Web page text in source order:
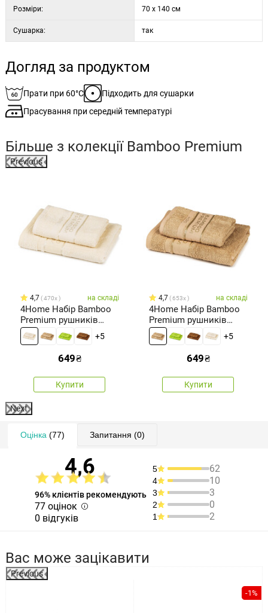
Розміри: 70 x 140 см
Сушарка: так
Догляд за продуктом
Прати при 60°C
Підходить для сушарки
Прасування при середній температурі
Більше з колекції Bamboo Premium
Previous
4,7 470x на складі
4Home Набір Bamboo
Premium рушників
кремовий, 70 x 140 см,
50 x 100 см
+5
649₴
Купити
4,7 653x на складі
4Home Набір Bamboo
Premium рушників
бежевий, 70 x 140 см,
50 x 100 см
+5
649₴
Купити
Next
Оцінка (77) Запитання (0)
4,6
96% клієнтів рекомендують
77 оцінок
0 відгуків
5 62
4 10
3 3
2 0
1 2
Вас може зацікавити
Previous
-1%